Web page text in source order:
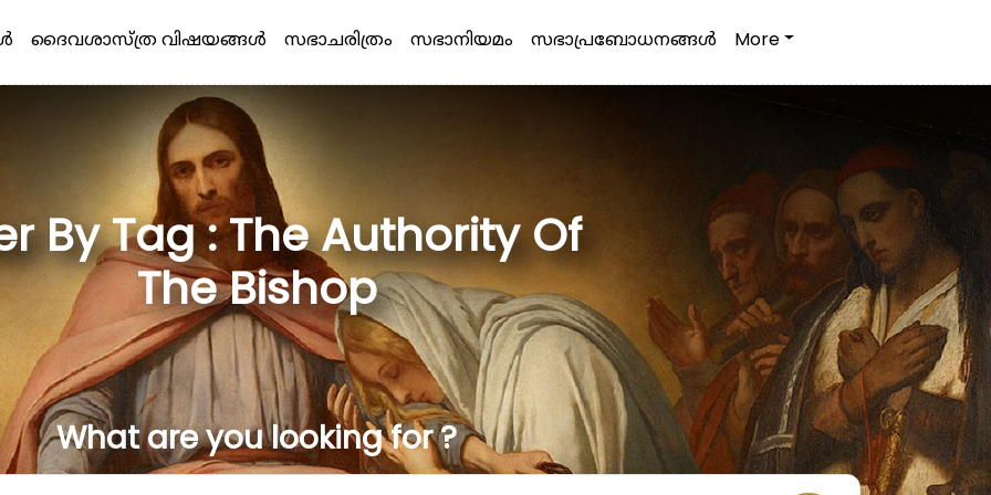
ദൈവശാസ്ത്ര വിഷയങ്ങള്‍ സഭാചരിത്രം സഭാനിയമം സഭാപ്രബോധനങ്ങള്‍ More
By Tag : The Authority Of
The Bishop
What are you looking for ?